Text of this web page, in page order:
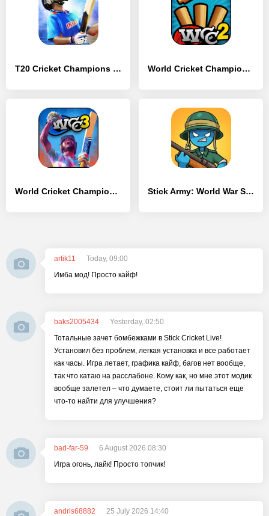
T20 Cricket Champions 3D World Cricket Championship 2
World Cricket Championship 3 Stick Army: World War Strategy
artik11
Today, 09:00
Имба мод! Просто кайф!
baks2005434
Yesterday, 02:50
Тотальные зачет бомбежками в Stick Cricket Live!
Установил без проблем, легкая установка и все работает
как часы. Игра летает, графика кайф, багов нет вообще,
так что катаю на расслабоне. Кому как, но мне этот модик
вообще залетел – что думаете, стоит ли пытаться еще
что-то найти для улучшения?
bad-far-59
6 August 2026 08:30
Игра огонь, лайк! Просто топчик!
andris68882
25 July 2026 14:40